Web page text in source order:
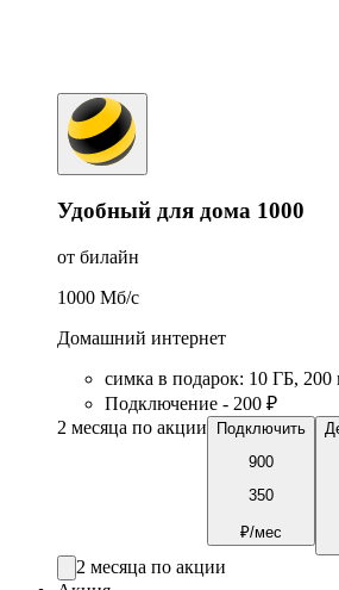
Удобный для дома 1000
от билайн
1000 Мб/c
Домашний интернет
симка в подарок: 10 ГБ, 200
Подключение - 200 ₽
2 месяца по акции
Подключить
900
350
₽/мес
2 месяца по акции